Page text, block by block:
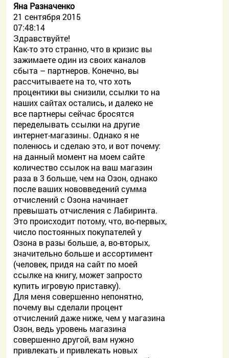
Яна Разначенко
21 сентября 2015
07:48:14
Здравствуйте!
Как-то это странно, что в кризис вы
зажимаете один из своих каналов
сбыта – партнеров. Конечно, вы
рассчитываете на то, что хоть
процентики вы снизили, ссылки то на
наших сайтах остались, и далеко не
все партнеры сейчас бросятся
переделывать ссылки на другие
интернет-магазины. Однако я не
поленюсь и сделаю это, и вот почему:
на данный момент на моем сайте
количество ссылок на ваш магазин
раза в 3 больше, чем на Озон, однако
после ваших нововведений сумма
отчислений с Озона начинает
превышать отчисления с Лабиринта.
Это происходит потому, что, во-первых,
число постоянных покупателей у
Озона в разы больше, а, во-вторых,
значительно больше и ассортимент
(человек, придя на сайт по моей
ссылке на книгу, может запросто
купить игровую приставку).
Для меня совершенно непонятно,
почему вы сделали процент
отчислений даже ниже, чем у магазина
Озон, ведь уровень магазина
совершенно другой, вам нужно
привлекать и привлекать новых